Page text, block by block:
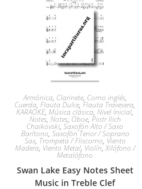
Armónica, Clarinete, Corno inglés,
Cuerda, Flauta Dulce, Flauta Travesera,
KARAOKE, Música clásica, Nivel Inicial,
Notes, Notes, Oboe, Piotr Ilich
Chaikovski, Saxofón Alto / Saxo
Barítono, Saxofón Tenor / Soprano
Sax, Trompeta / Fliscorno, Viento
Madera, Viento Metal, Violín,Xilófono /
Metalófono
Swan Lake Easy Notes Sheet
Music in Treble Clef